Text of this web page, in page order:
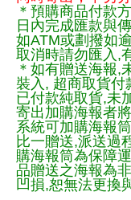
＊預購商品付款
日內完成匯款與
如ATM或劃撥如
取消時請勿匯入,
＊如有贈送海報,
裝入, 超商取貨付
已付款純取貨,未
寄出加購海報者
系統可加購海報
比一贈送,派送過
購海報筒為保障
品贈送之海報為
凹損,恕無法更換